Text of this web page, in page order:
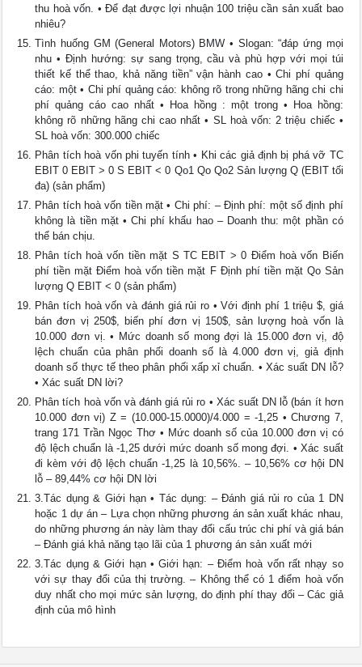
thu hoà vốn. • Để đạt được lợi nhuận 100 triệu cần sản xuất bao
nhiêu?
Tình huống GM (General Motors) BMW • Slogan: “đáp ứng mọi
nhu • Định hướng: sự sang trọng, cầu và phù hợp với mọi túi
thiết kế thể thao, khả năng tiền” vận hành cao • Chi phí quảng
cáo: một • Chi phí quảng cáo: không rõ trong những hãng chi chi
phí quảng cáo cao nhất • Hoa hồng : một trong • Hoa hồng:
không rõ những hãng chi cao nhất • SL hoà vốn: 2 triệu chiếc •
SL hoà vốn: 300.000 chiếc
Phân tích hoà vốn phi tuyến tính • Khi các giả định bị phá vỡ TC
EBIT 0 EBIT > 0 S EBIT < 0 Qo1 Qo Qo2 Sản lượng Q (EBIT tối
đa) (sản phẩm)
Phân tích hoà vốn tiền mặt • Chi phí: – Định phí: một số định phí
không là tiền mặt • Chi phí khấu hao – Doanh thu: một phần có
thể bán chịu.
Phân tích hoà vốn tiền mặt S TC EBIT > 0 Điểm hoà vốn Biến
phí tiền mặt Điểm hoà vốn tiền mặt F Định phí tiền mặt Qo Sản
lượng Q EBIT < 0 (sản phẩm)
Phân tích hoà vốn và đánh giá rủi ro • Với định phí 1 triệu $, giá
bán đơn vị 250$, biến phí đơn vị 150$, sản lượng hoà vốn là
10.000 đơn vị. • Mức doanh số mong đợi là 15.000 đơn vị, độ
lệch chuẩn của phân phối doanh số là 4.000 đơn vị, giả định
doanh số thực tế theo phân phối xấp xỉ chuẩn. • Xác suất DN lỗ?
• Xác suất DN lời?
Phân tích hoà vốn và đánh giá rủi ro • Xác suất DN lỗ (bán ít hơn
10.000 đơn vị) Z = (10.000-15.0000)/4.000 = -1,25 • Chương 7,
trang 171 Trần Ngọc Thơ • Mức doanh số của 10.000 đơn vị có
độ lệch chuẩn là -1,25 dưới mức doanh số mong đợi. • Xác suất
đi kèm với độ lệch chuẩn -1,25 là 10,56%. – 10,56% cơ hội DN
lỗ – 89,44% cơ hội DN lời
3.Tác dụng & Giới hạn • Tác dụng: – Đánh giá rủi ro của 1 DN
hoặc 1 dự án – Lựa chọn những phương án sản xuất khác nhau,
do những phương án này làm thay đổi cấu trúc chi phí và giá bán
– Đánh giá khả năng tạo lãi của 1 phương án sản xuất mới
3.Tác dụng & Giới hạn • Giới hạn: – Điểm hoà vốn rất nhạy so
với sự thay đổi của thị trường. – Không thể có 1 điểm hoà vốn
duy nhất cho mọi mức sản lượng, do định phí thay đổi – Các giả
định của mô hình